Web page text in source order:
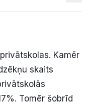
Kamēr
skaits
Tomēr šobrīd